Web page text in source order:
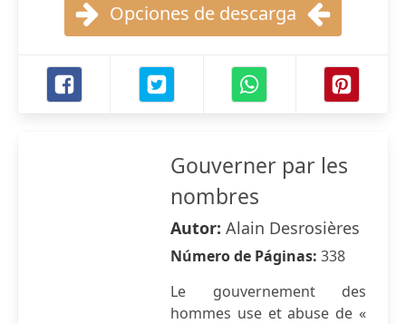
Opciones de descarga
Gouverner par les
nombres
Autor: Alain Desrosières
Número de Páginas: 338
Le gouvernement des
hommes use et abuse de «